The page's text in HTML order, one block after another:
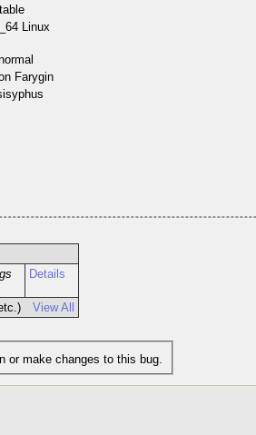
Linux
Farygin
Details
View All
or make changes to this bug.